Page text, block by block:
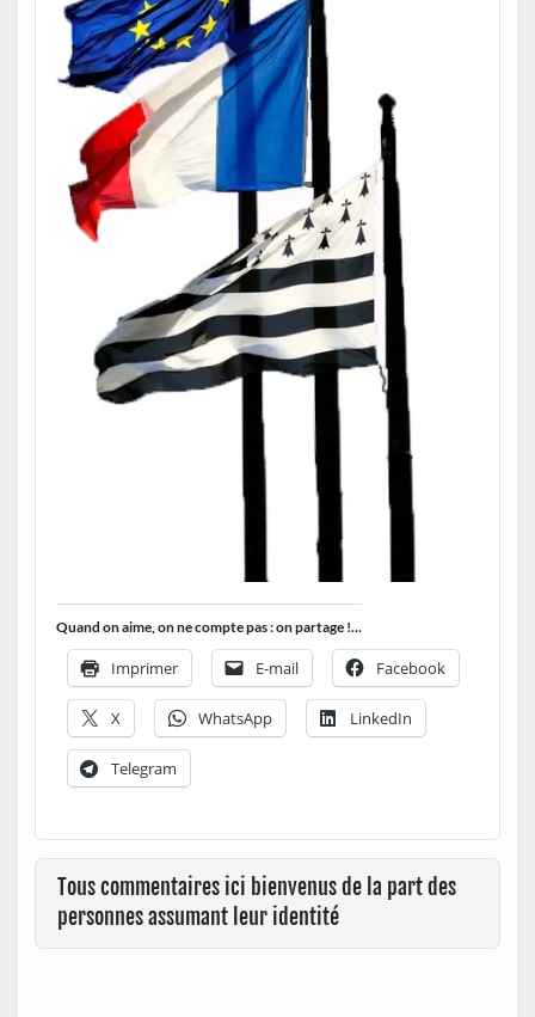
Quand on aime, on ne compte pas : on partage !...
Imprimer E-mail Facebook
X WhatsApp LinkedIn
Telegram
Tous commentaires ici bienvenus de la part des
personnes assumant leur identité